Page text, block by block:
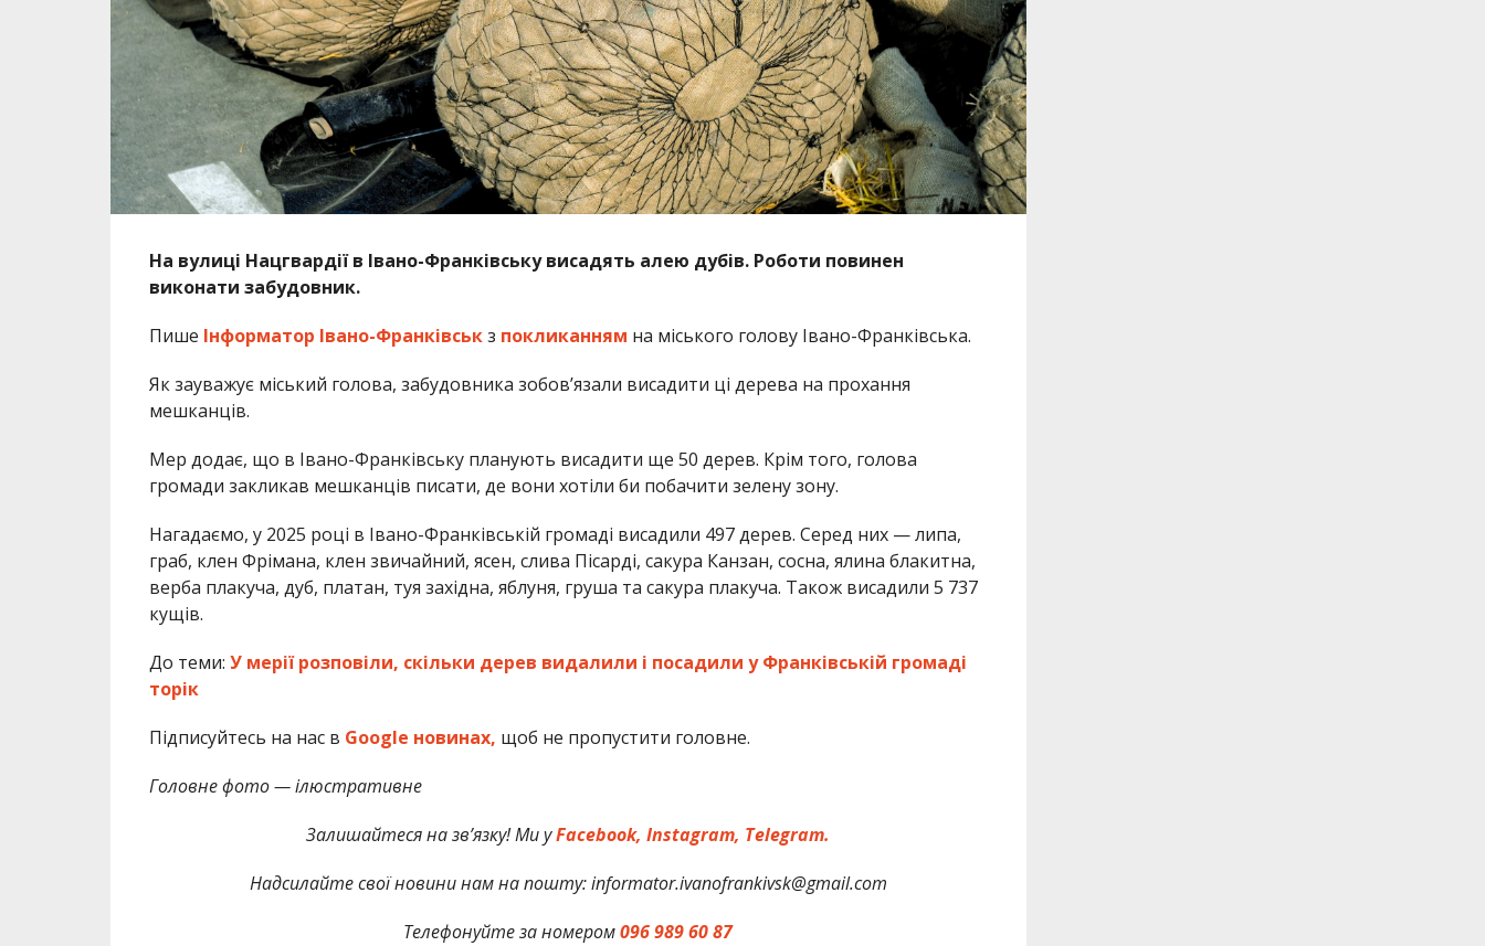
На вулиці Нацгвардії в Івано-Франківську висадять алею дубів. Роботи повинен
виконати забудовник.
Пише Інформатор Івано-Франківськз покликанням на міського голову Івано-Франківська.
Як зауважує міський голова, забудовника зобовʼязали висадити ці дерева на прохання
мешканців.
Мер додає, що в Івано-Франківську планують висадити ще 50 дерев. Крім того, голова
громади закликав мешканців писати, де вони хотіли би побачити зелену зону.
Нагадаємо, у 2025 році в Івано-Франківській громаді висадили 497 дерев. Серед них — липа,
граб, клен Фрімана, клен звичайний, ясен, слива Пісарді, сакура Канзан, сосна, ялина блакитна,
верба плакуча, дуб, платан, туя західна, яблуня, груша та сакура плакуча. Також висадили 5 737
кущів.
До теми: У мерії розповіли, скільки дерев видалили і посадили у Франківській громаді
торік
Підписуйтесь на нас в Google новинах, щоб не пропустити головне.
Головне фото — ілюстративне
Залишайтеся на зв’язку! Ми уFacebook, Instagram, Telegram.
Надсилайте свої новини нам на пошту: informator.ivanofrankivsk@gmail.com
Телефонуйте за номером096 989 60 87